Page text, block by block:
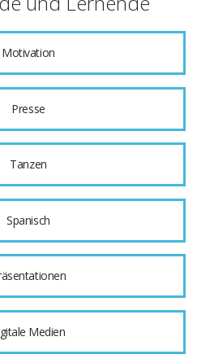
Motivation
Presse
Tanzen
Spanisch
Medien